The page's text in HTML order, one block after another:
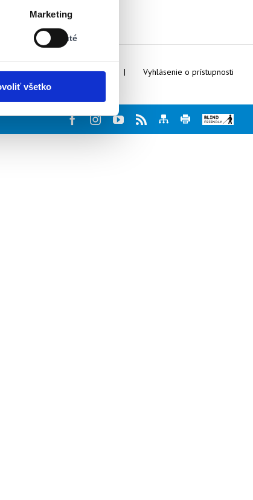
Marketing
Vypnuté
Stav:
Vypnuté
všetko
Webmaster Kontakty Vyhlásenie o prístupnosti
FacebookInstagram
Youtube
RssMapaTlač
Blind